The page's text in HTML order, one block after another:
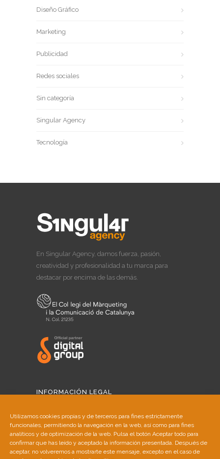
Utilizamos cookies propias y de terceros para fines estrictamente
funcionales, permitiendo la navegación en la web, así como para fines
analíticos y de optimización de la web. Pulsa el botón Aceptar todo para
confirmar que has leído y aceptado la información presentada. Después de
aceptar, no volveremos a mostrarte este mensaje, excepto en el caso de
Diseño Gráfico
Marketing
Publicidad
Redes sociales
Sin categoría
Singular Agency
Tecnología
En Singular Agency, damos fuerza, pasión,
creatividad y profesionalidad a tu marca para
destacar por encima de las demás.
INFORMACIÓN LEGAL
Política de Cookies
Política de Privacidad